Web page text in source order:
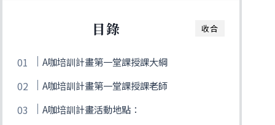
收合
目錄
A咖培訓計畫第一堂課授課大綱
A咖培訓計畫第一堂課授課老師
A咖培訓計畫活動地點：